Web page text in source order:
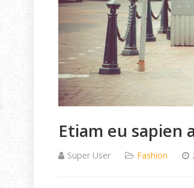
Etiam eu
Super User Fashion